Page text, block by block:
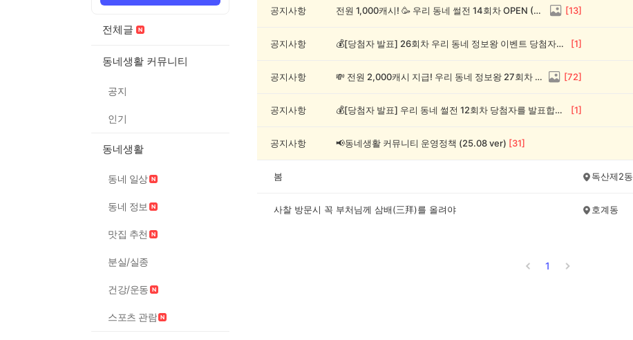
전체글
동네생활 커뮤니티
공지
인기
동네생활
동네 일상
동네 정보
맛집 추천
분실/실종
건강/운동
스포츠 관람
공지사항 전원 1,000캐시! 🥳 우리 동네 썰전 14회차 OPEN (~8/17) [13]
공지사항 💰[당첨자 발표] 26회차 우리 동네 정보왕 이벤트 당첨자를 발표합니다! [1]
공지사항 💸 전원 2,000캐시 지급! 우리 동네 정보왕 27회차 (~8/10) [72]
공지사항 💰[당첨자 발표] 우리 동네 썰전 12회차 당첨자를 발표합니다! [1]
공지사항 📢동네생활 커뮤니티 운영정책 (25.08 ver) [31]
봄 독산제2동
사찰 방문시 꼭 부처님께 삼배(三拜)를 올려야 호계동
1